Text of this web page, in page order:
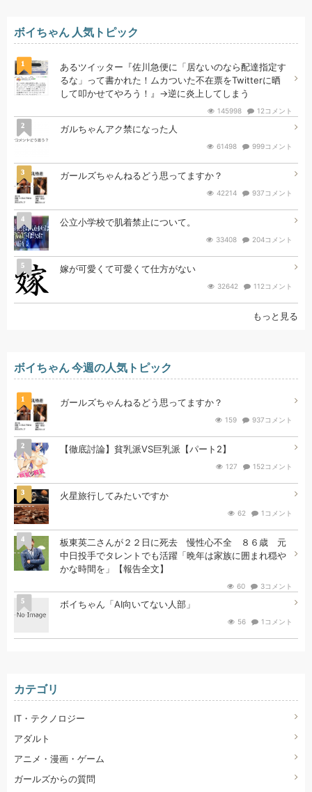
ボイちゃん 人気トピック
1
あるツイッター『佐川急便に「居ないのなら配達指定す
るな」って書かれた！ムカついた不在票をTwitterに晒
して叩かせてやろう！』→逆に炎上してしまう
145998 12コメント
2 ガルちゃんアク禁になった人
61498 999コメント
3 ガールズちゃんねるどう思ってますか？
42214 937コメント
4 公立小学校で肌着禁止について。
33408 204コメント
5 嫁が可愛くて可愛くて仕方がない
32642 112コメント
もっと見る
ボイちゃん 今週の人気トピック
1 ガールズちゃんねるどう思ってますか？
159 937コメント
2 【徹底討論】貧乳派VS巨乳派【パート2】
127 152コメント
3 火星旅行してみたいですか
62 1コメント
4
板東英二さんが２２日に死去 慢性心不全 ８６歳 元
中日投手でタレントでも活躍「晩年は家族に囲まれ穏や
かな時間を」【報告全文】
60 3コメント
5 ボイちゃん「AI向いてない人部」
56 1コメント
カテゴリ
IT・テクノロジー
アダルト
アニメ・漫画・ゲーム
ガールズからの質問